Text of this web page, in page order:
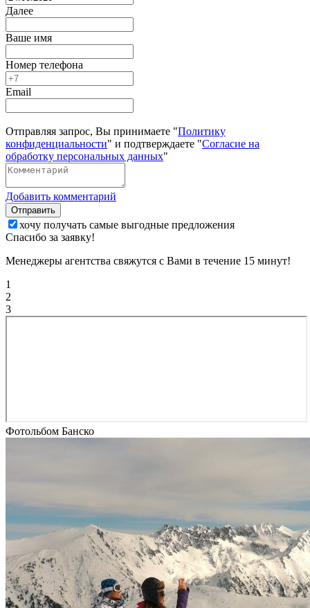
Далее
Ваше имя
Номер телефона
Email
Отправляя запрос, Вы принимаете "Политику
конфиденциальности" и подтверждаете "Согласие на
обработку персональных данных"
Добавить комментарий
Отправить
хочу получать самые выгодные предложения
Спасибо за заявку!
Менеджеры агентства свяжутся с Вами в течение 15 минут!
1
2
3
Фотольбом Банско